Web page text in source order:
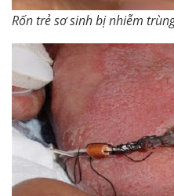
Rốn trẻ sơ sinh bị nhiễm